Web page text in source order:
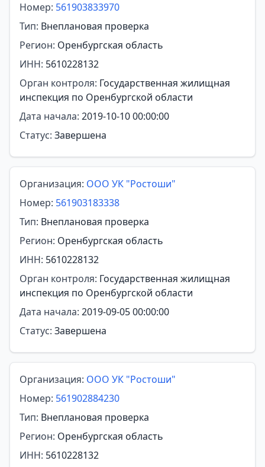
Номер: 561903833970
Тип: Внеплановая проверка
Регион: Оренбургская область
ИНН: 5610228132
Орган контроля: Государственная жилищная
инспекция по Оренбургской области
Дата начала: 2019-10-10 00:00:00
Статус: Завершена
Организация: ООО УК "Ростоши"
Номер: 561903183338
Тип: Внеплановая проверка
Регион: Оренбургская область
ИНН: 5610228132
Орган контроля: Государственная жилищная
инспекция по Оренбургской области
Дата начала: 2019-09-05 00:00:00
Статус: Завершена
Организация: ООО УК "Ростоши"
Номер: 561902884230
Тип: Внеплановая проверка
Регион: Оренбургская область
ИНН: 5610228132